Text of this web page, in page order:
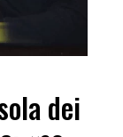
dei